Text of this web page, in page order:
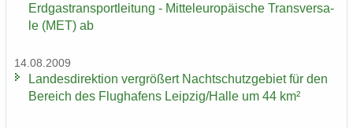
Erd­gas­trans­port­lei­tung - Mit­tel­eu­ro­päi­sche Trans­ver­sa­
le (MET) ab
14.08.2009
Lan­des­di­rek­ti­on ver­grö­ßert Nacht­schutz­ge­biet für den
Be­reich des Flug­ha­fens Leip­zig/Halle um 44 km²